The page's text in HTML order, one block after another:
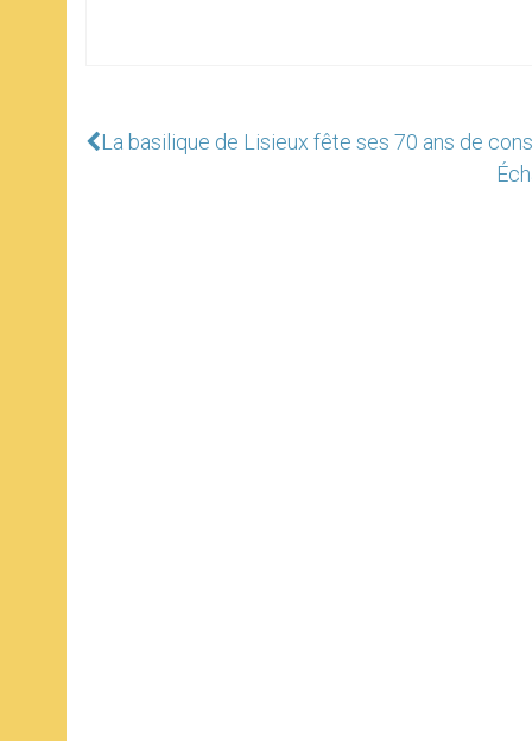
La basilique de Lisieux fête ses 70 ans de